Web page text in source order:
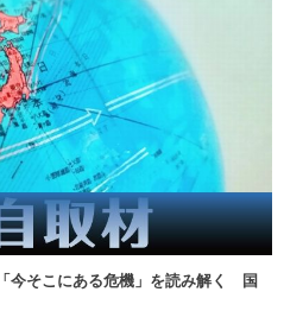
今そこにある危機」を読み解く 国